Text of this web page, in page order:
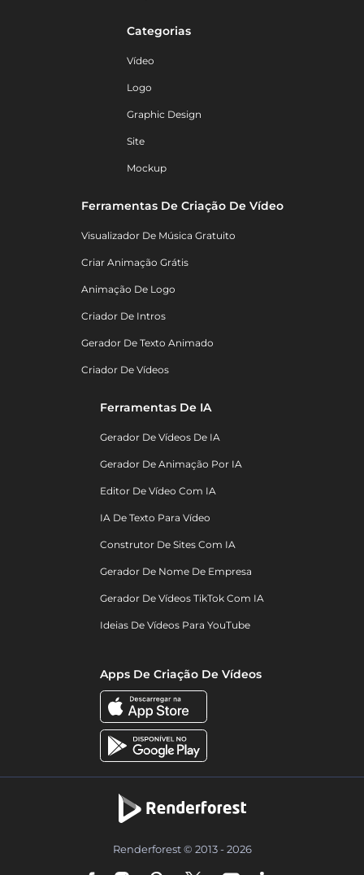
Categorias
Vídeo
Logo
Graphic Design
Site
Mockup
Ferramentas De Criação De Vídeo
Visualizador De Música Gratuito
Criar Animação Grátis
Animação De Logo
Criador De Intros
Gerador De Texto Animado
Criador De Vídeos
Ferramentas De IA
Gerador De Vídeos De IA
Gerador De Animação Por IA
Editor De Vídeo Com IA
IA De Texto Para Vídeo
Construtor De Sites Com IA
Gerador De Nome De Empresa
Gerador De Vídeos TikTok Com IA
Ideias De Vídeos Para YouTube
Apps De Criação De Vídeos
Renderforest © 2013 - 2026